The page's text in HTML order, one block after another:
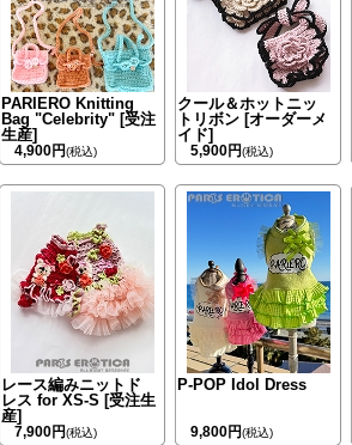
PARIERO Knitting
Bag "Celebrity" [受注
生産]
4,900円(税込)
クール＆ホットニッ
トリボン [オーダーメ
イド]
5,900円(税込)
レース編みニットド
レス for XS-S [受注生
産]
7,900円(税込)
P-POP Idol Dress
9,800円(税込)